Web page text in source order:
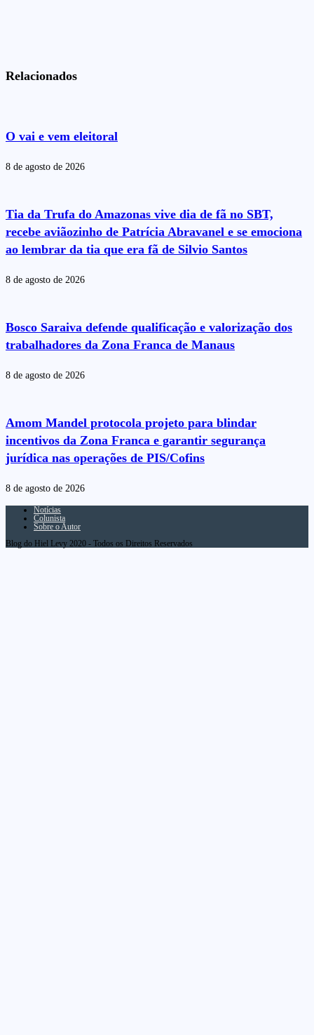
Relacionados
O vai e vem eleitoral
8 de agosto de 2026
Tia da Trufa do Amazonas vive dia de fã no SBT,
recebe aviãozinho de Patrícia Abravanel e se emociona
ao lembrar da tia que era fã de Silvio Santos
8 de agosto de 2026
Bosco Saraiva defende qualificação e valorização dos
trabalhadores da Zona Franca de Manaus
8 de agosto de 2026
Amom Mandel protocola projeto para blindar
incentivos da Zona Franca e garantir segurança
jurídica nas operações de PIS/Cofins
8 de agosto de 2026
Notícias
Colunista
Sobre o Autor
Blog do Hiel Levy 2020 - Todos os Direitos Reservados